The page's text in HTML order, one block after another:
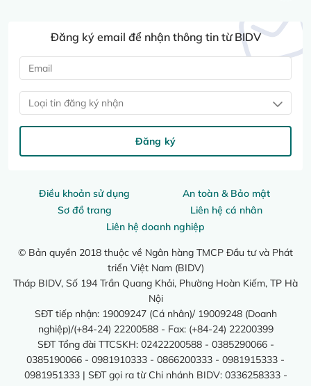
Điều khoản sử dụng
An toàn & Bảo mật
Sơ đồ trang
Liên hệ cá nhân
Liên hệ doanh nghiệp
© Bản quyền 2018 thuộc về Ngân hàng TMCP Đầu tư và Phát
triển Việt Nam (BIDV)
Tháp BIDV, Số 194 Trần Quang Khải, Phường Hoàn Kiếm, TP Hà
Nội
SĐT tiếp nhận: 19009247 (Cá nhân)/ 19009248 (Doanh
nghiệp)/(+84-24) 22200588 - Fax: (+84-24) 22200399
SĐT Tổng đài TTCSKH: 02422200588 - 0385290066 -
0385190066 - 0981910333 - 0866200333 - 0981915333 -
0981951333 | SĐT gọi ra từ Chi nhánh BIDV: 0336258333 -
Đăng ký email để nhận thông tin từ BIDV
Loại tin đăng ký nhận
Đăng ký